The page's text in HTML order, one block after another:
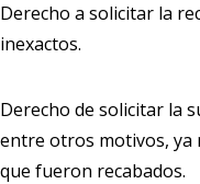
Derecho a solicitar la
inexactos.
Derecho de solicitar la
entre otros motivos, ya
que fueron recabados.